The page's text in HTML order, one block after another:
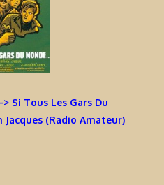
Si Tous Les Gars Du
(Radio Amateur)